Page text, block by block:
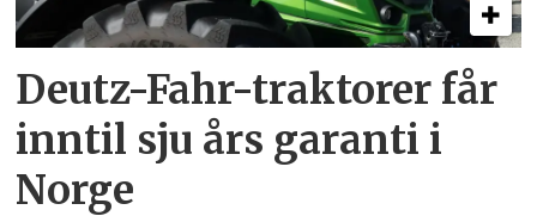
Deutz-Fahr-traktorer får
inntil sju års garanti i
Norge